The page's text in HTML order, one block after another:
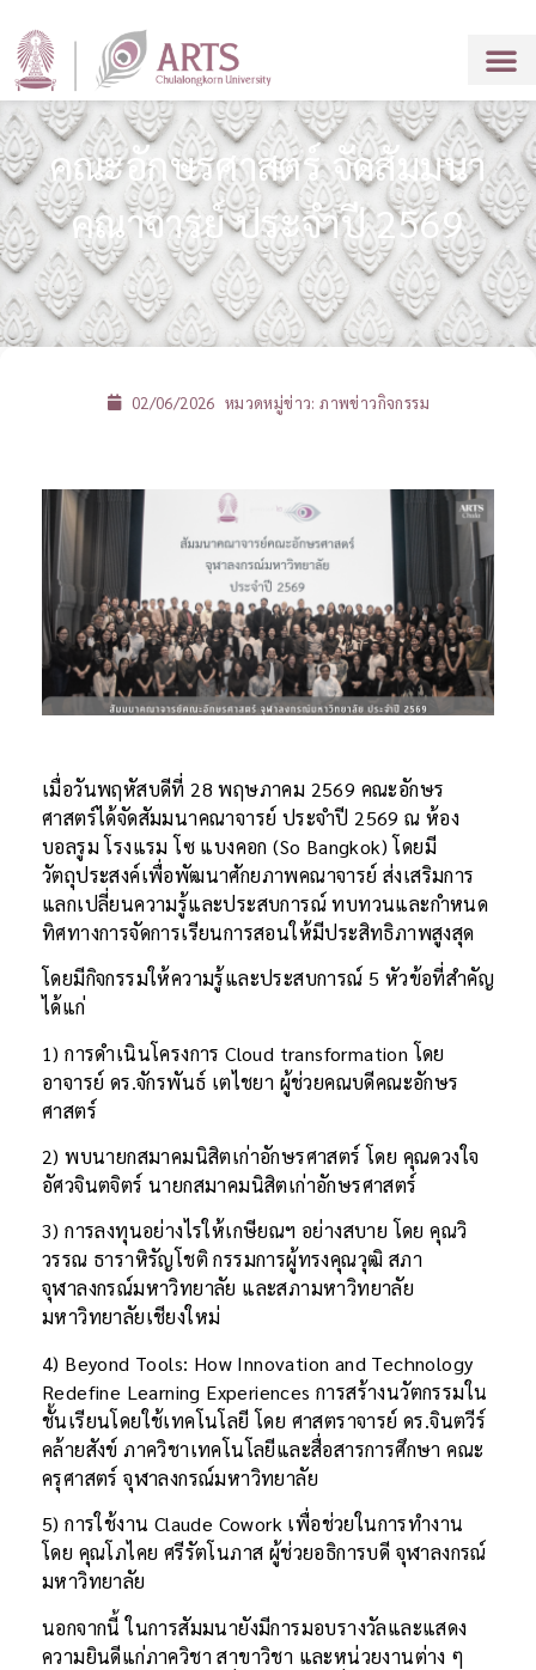
คณะอักษรศาสตร์ จัดสัมมนา
คณาจารย์ ประจำปี 2569
02/06/2026 หมวดหมู่ข่าว:ภาพข่าวกิจกรรม
เมื่อวันพฤหัสบดีที่ 28 พฤษภาคม 2569 คณะอักษร
ศาสตร์ได้จัดสัมมนาคณาจารย์ ประจำปี 2569 ณ ห้อง
บอลรูม โรงแรม โซ แบงคอก (So Bangkok) โดยมี
วัตถุประสงค์เพื่อพัฒนาศักยภาพคณาจารย์ ส่งเสริมการ
แลกเปลี่ยนความรู้และประสบการณ์ ทบทวนและกำหนด
ทิศทางการจัดการเรียนการสอนให้มีประสิทธิภาพสูงสุด
โดยมีกิจกรรมให้ความรู้และประสบการณ์ 5 หัวข้อที่สำคัญ
ได้แก่
1) การดำเนินโครงการ Cloud transformation โดย
อาจารย์ ดร.จักรพันธ์ เตไชยา ผู้ช่วยคณบดีคณะอักษร
ศาสตร์
2) พบนายกสมาคมนิสิตเก่าอักษรศาสตร์ โดย คุณดวงใจ
อัศวจินตจิตร์ นายกสมาคมนิสิตเก่าอักษรศาสตร์
3) การลงทุนอย่างไรให้เกษียณฯ อย่างสบาย โดย คุณวิ
วรรณ ธาราหิรัญโชติ กรรมการผู้ทรงคุณวุฒิ สภา
จุฬาลงกรณ์มหาวิทยาลัย และสภามหาวิทยาลัย
มหาวิทยาลัยเชียงใหม่
4) Beyond Tools: How Innovation and Technology
Redefine Learning Experiences การสร้างนวัตกรรมใน
ชั้นเรียนโดยใช้เทคโนโลยี โดย ศาสตราจารย์ ดร.จินตวีร์
คล้ายสังข์ ภาควิชาเทคโนโลยีและสื่อสารการศึกษา คณะ
ครุศาสตร์ จุฬาลงกรณ์มหาวิทยาลัย
5) การใช้งาน Claude Cowork เพื่อช่วยในการทำงาน
โดย คุณโภไคย ศรีรัตโนภาส ผู้ช่วยอธิการบดี จุฬาลงกรณ์
มหาวิทยาลัย
นอกจากนี้ ในการสัมมนายังมีการมอบรางวัลและแสดง
ความยินดีแก่ภาควิชา สาขาวิชา และหน่วยงานต่าง ๆ